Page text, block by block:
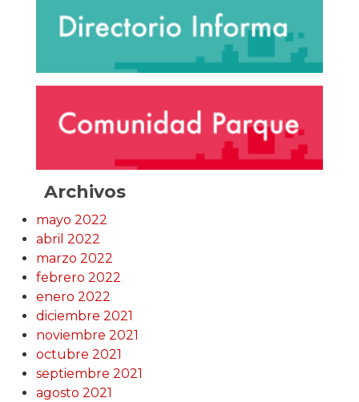
Archivos
mayo 2022
abril 2022
marzo 2022
febrero 2022
enero 2022
diciembre 2021
noviembre 2021
octubre 2021
septiembre 2021
agosto 2021